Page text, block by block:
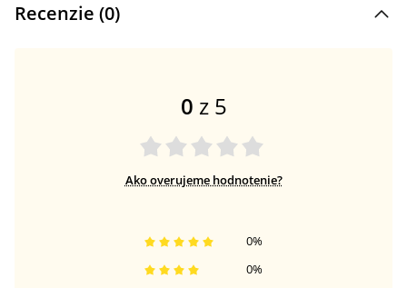
Recenzie (0)
0 z 5
Ako overujeme hodnotenie?
0%
0%